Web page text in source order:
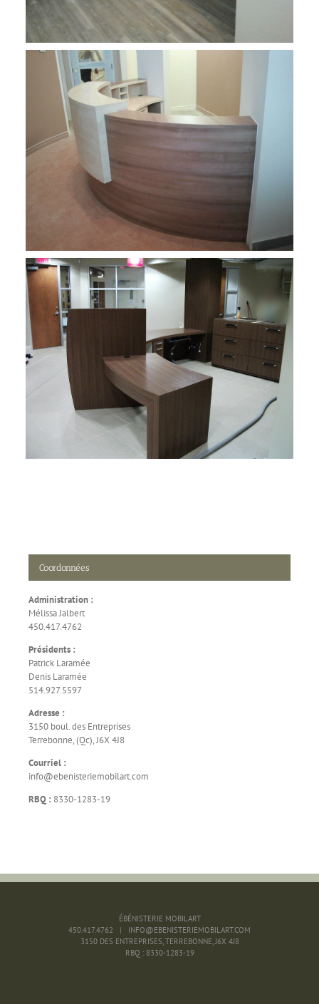
Coordonnées
Administration :
Mélissa Jalbert
450.417.4762
Présidents :
Patrick Laramée
Denis Laramée
514.927.5597
Adresse :
3150 boul. des Entreprises
Terrebonne, (Qc), J6X 4J8
Courriel :
info@ebenisteriemobilart.com
RBQ : 8330-1283-19
ÉBÉNISTERIE MOBILART
450.417.4762 | INFO@EBENISTERIEMOBILART.COM
3150 DES ENTREPRISES, TERREBONNE, J6X 4J8
RBQ : 8330-1283-19